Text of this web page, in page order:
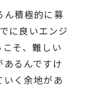
ん積極的に募
に良いエンジ
そ、難しい
るんですけ
いく余地があ